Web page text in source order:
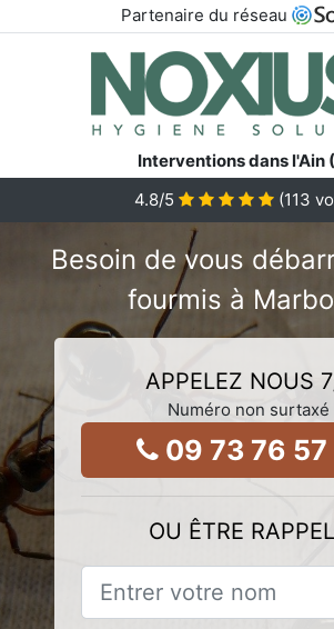
Partenaire du réseau
Interventions dans l'Ain
4.8/5 (113
Besoin de vous
fourmis à
APPELEZ NOUS
Numéro non surtaxé
09 73 76 57
OU ÊTRE